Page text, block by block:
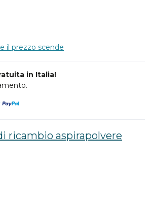
il prezzo scende
in Italia!
ricambio aspirapolvere